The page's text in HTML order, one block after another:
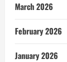
March 2026
February 2026
January 2026